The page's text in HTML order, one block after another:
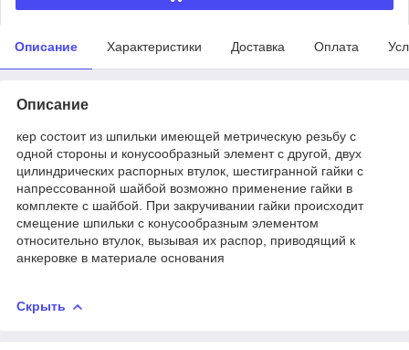
Описание Характеристики Доставка Оплата
Описание
кер состоит из шпильки имеющей метрическую резьбу с
одной стороны и конусообразный элемент с другой, двух
цилиндрических распорных втулок, шестигранной гайки с
напрессованной шайбой возможно применение гайки в
комплекте с шайбой. При закручивании гайки происходит
смещение шпильки с конусообразным элементом
относительно втулок, вызывая их распор, приводящий к
анкеровке в материале основания
Скрыть